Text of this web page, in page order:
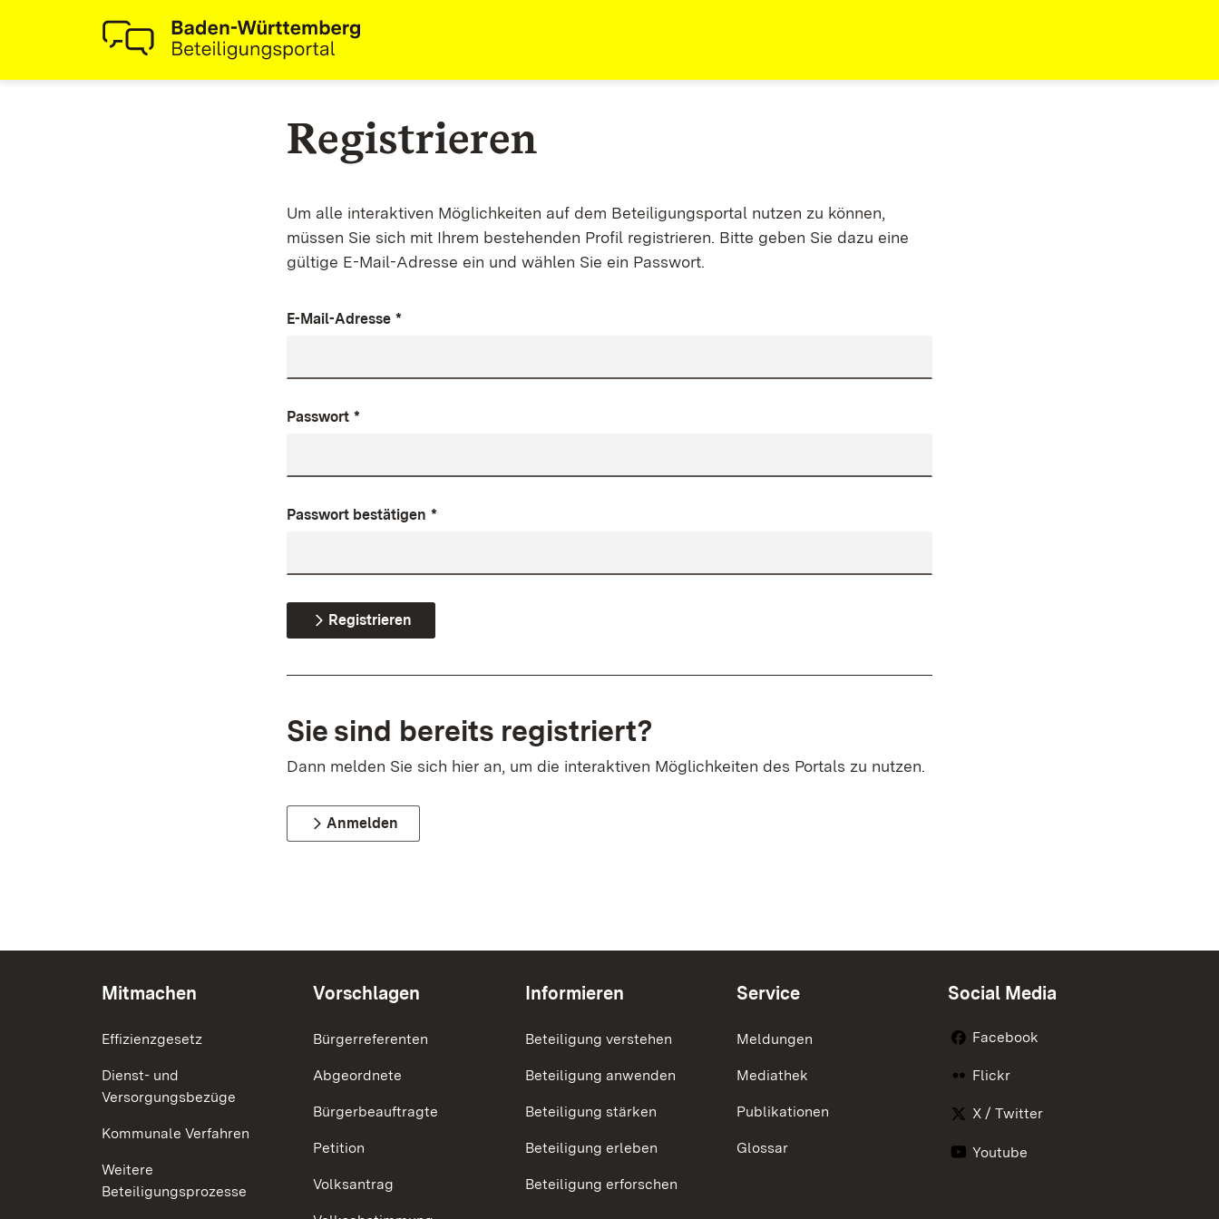
Registrieren
Um alle interaktiven Möglichkeiten auf dem Beteiligungsportal nutzen zu können,
müssen Sie sich mit Ihrem bestehenden Profil registrieren. Bitte geben Sie dazu eine
gültige E-Mail-Adresse ein und wählen Sie ein Passwort.
E-Mail-Adresse *
Passwort *
Passwort bestätigen *
Registrieren
Sie sind bereits registriert?
Dann melden Sie sich hier an, um die interaktiven Möglichkeiten des Portals zu nutzen.
Anmelden
Mitmachen
Effizienzgesetz
Dienst- und
Versorgungsbezüge
Kommunale Verfahren
Weitere
Beteiligungsprozesse
Vorschlagen
Bürgerreferenten
Abgeordnete
Bürgerbeauftragte
Petition
Volksantrag
Informieren
Beteiligung verstehen
Beteiligung anwenden
Beteiligung stärken
Beteiligung erleben
Beteiligung erforschen
Service
Meldungen
Mediathek
Publikationen
Glossar
Social Media
Facebook
Flickr
X / Twitter
Youtube